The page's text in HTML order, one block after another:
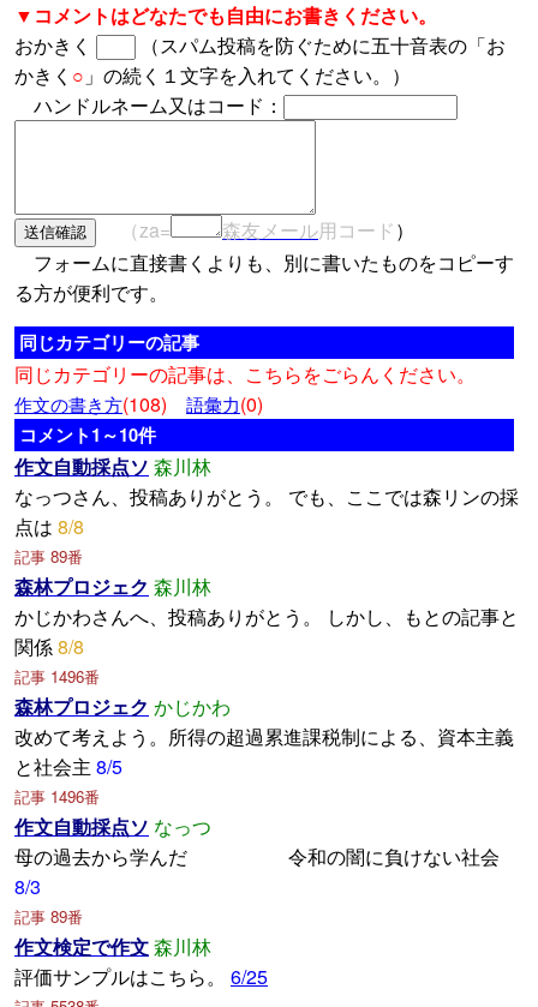
▼コメントはどなたでも自由にお書きください。
おかきく
（スパム投稿を防ぐために五十音表の「お
かきく ○ 」の続く１文字を入れてください。）
ハンドルネーム又はコード：
（za= 森友メール用コード）
フォームに直接書くよりも、別に書いたものをコピーす
る方が便利です。
同じカテゴリーの記事
同じカテゴリーの記事は、こちらをごらんください。
作文の書き方(108) 語彙力(0)
コメント1～10件
作文自動採点ソ 森川林
なっつさん、投稿ありがとう。 でも、ここでは森リンの採
点は 8/8
記事 89番
森林プロジェク 森川林
かじかわさんへ、投稿ありがとう。 しかし、もとの記事と
関係8/8
記事 1496番
森林プロジェク かじかわ
改めて考えよう。所得の超過累進課税制による、資本主義
と社会主 8/5
記事 1496番
作文自動採点ソ なっつ
母の過去から学んだ 令和の闇に負けない社会
8/3
記事 89番
作文検定で作文森川林
評価サンプルはこちら。 6/25